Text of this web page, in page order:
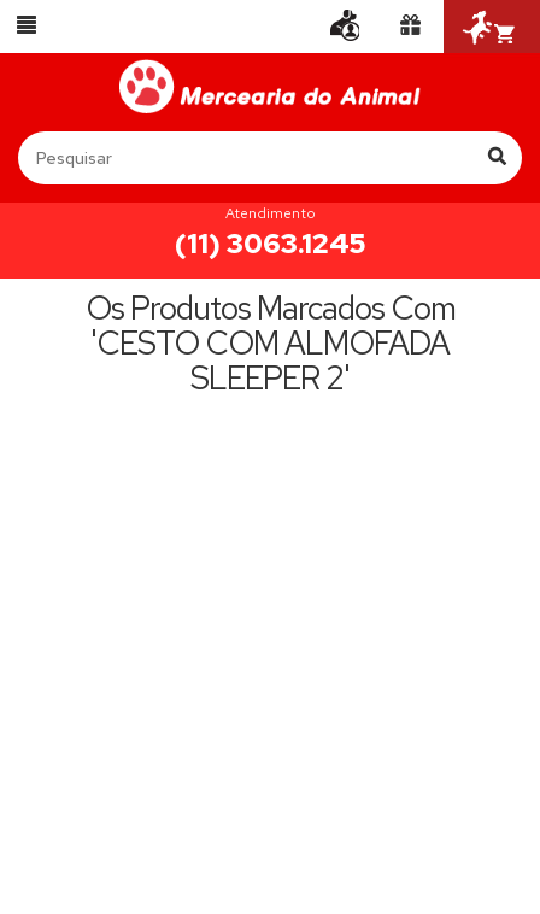
Atendimento
(11) 3063.1245
Os Produtos Marcados Com
'CESTO COM ALMOFADA
SLEEPER 2'